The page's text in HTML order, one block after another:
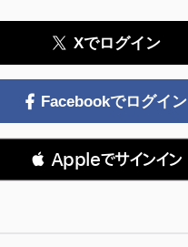
Xでログイン
Facebookでログイン
 Appleでサインイン